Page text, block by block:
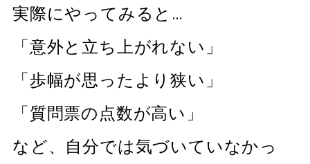
実際にやってみると…
「意外と立ち上がれない」
「歩幅が思ったより狭い」
「質問票の点数が高い」
など、自分では気づいていなかっ